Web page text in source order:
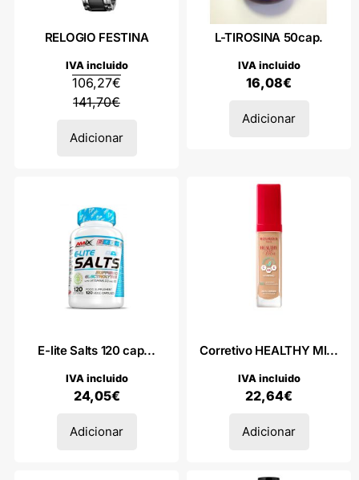
RELOGIO FESTINA
141,70€
106,27€
IVA incluido
Adicionar
L-TIROSINA 50cap.
16,08€
IVA incluido
Adicionar
E-lite Salts 120 cap...
24,05€
IVA incluido
Adicionar
Corretivo HEALTHY MI...
22,64€
IVA incluido
Adicionar